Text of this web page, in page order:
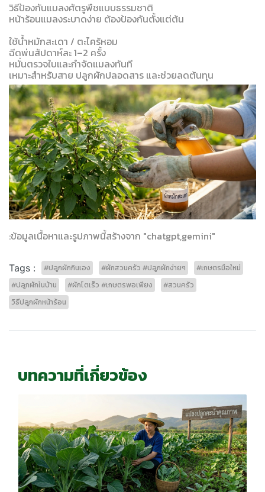
วิธีป้องกันแมลงศัตรูพืชแบบธรรมชาติ
หน้าร้อนแมลงระบาดง่าย ต้องป้องกันตั้งแต่ต้น
ใช้น้ำหมักสะเดา / ตะไคร้หอม
ฉีดพ่นสัปดาห์ละ 1–2 ครั้ง
หมั่นตรวจใบและกำจัดแมลงทันที
เหมาะสำหรับสาย ปลูกผักปลอดสาร และช่วยลดต้นทุน
:ข้อมูลเนื้อหาและรูปภาพนี้สร้างจาก "chatgpt,gemini"
Tags : #ปลูกผักกินเอง #ผักสวนครัว #ปลูกผักง่ายๆ
#เกษตรมือใหม่
#ปลูกผักในบ้าน
#ผักโตเร็ว #เกษตรพอเพียง
#สวนครัว
วิธีปลูกผักหน้าร้อน
บทความที่เกี่ยวข้อง